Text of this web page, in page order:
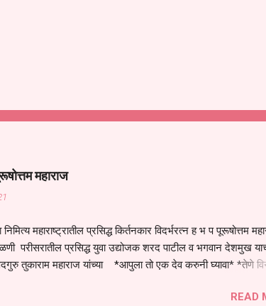
महाराज
महाराष्ट्रातील प्रसिद्ध किर्तनकार विदर्भरत्न ह भ प पूरूषोत्तम
परीसरातील प्रसिद्ध युवा उद्योजक शरद पाटील व भगवान देशमुख
तुकाराम महाराज यांच्या *आपुला तो एक देव करुनी घ्यावा* *तेणे
ही खरच भाग्यवान आहेत कोरोना सारख्या महामारीत आपंण जिवंत आहोत
READ